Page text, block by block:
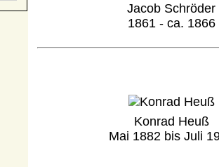
Jacob Schröder
1861 - ca. 1866
Konrad Heuß
Mai 1882 bis Juli